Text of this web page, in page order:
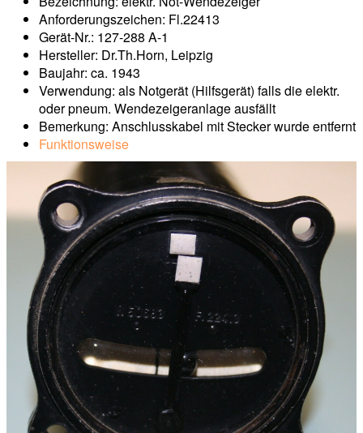
Anforderungszeichen: Fl.22413
Gerät-Nr.: 127-288 A-1
Hersteller: Dr.Th.Horn, Leipzig
Baujahr: ca. 1943
Verwendung: als Notgerät (Hilfsgerät) falls die elektr.
oder pneum. Wendezeigeranlage ausfällt
Bemerkung: Anschlusskabel mit Stecker wurde entfernt
Funktionsweise